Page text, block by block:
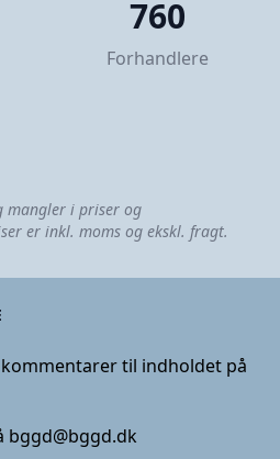
760
Forhandlere
mangler i priser og
er inkl. moms og ekskl. fragt.
til indholdet på
bggd@bggd.dk